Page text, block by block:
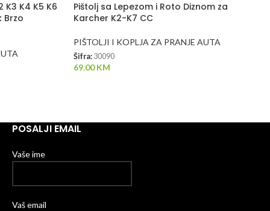
K4 K5 K6
Brzo
Pištolj sa Lepezom i Roto Diznom za
Karcher K2-K7 CC
PIŠTOLJI I KOPLJA ZA PRANJE AUTA
Šifra: 30090
69.00KM
POSALJI EMAIL
Vaše ime
Vaš email